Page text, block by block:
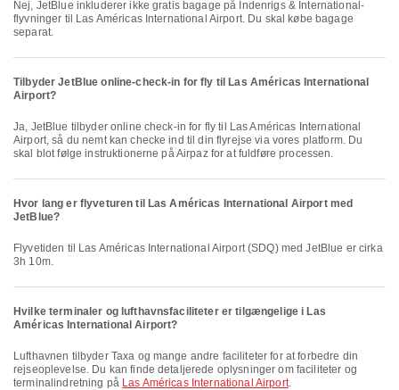
Nej, JetBlue inkluderer ikke gratis bagage på Indenrigs & International-
flyvninger til Las Américas International Airport. Du skal købe bagage
separat.
Tilbyder JetBlue online-check-in for fly til Las Américas International
Airport?
Ja, JetBlue tilbyder online check-in for fly til Las Américas International
Airport, så du nemt kan checke ind til din flyrejse via vores platform. Du
skal blot følge instruktionerne på Airpaz for at fuldføre processen.
Hvor lang er flyveturen til Las Américas International Airport med
JetBlue?
Flyvetiden til Las Américas International Airport (SDQ) med JetBlue er cirka
3h 10m.
Hvilke terminaler og lufthavnsfaciliteter er tilgængelige i Las
Américas International Airport?
Lufthavnen tilbyder Taxa og mange andre faciliteter for at forbedre din
rejseoplevelse. Du kan finde detaljerede oplysninger om faciliteter og
terminalindretning på Las Américas International Airport.